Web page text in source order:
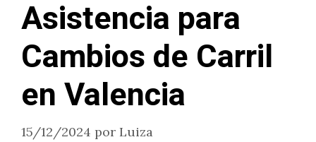
Asistencia para
Cambios de Carril
en Valencia
15/12/2024 por Luiza